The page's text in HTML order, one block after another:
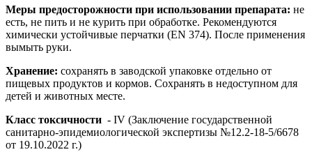
Меры предосторожности при использовании препарата: не
есть, не пить и не курить при обработке. Рекомендуются
химически устойчивые перчатки (EN 374). После применения
вымыть руки.
Хранение: сохранять в заводской упаковке отдельно от
пищевых продуктов и кормов. Сохранять в недоступном для
детей и животных месте.
Класс токсичности - IV (Заключение государственной
санитарно-эпидемиологической экспертизы №12.2-18-5/6678
от 19.10.2022 г.)